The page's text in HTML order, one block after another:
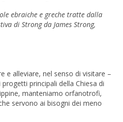
ebraiche e greche tratte dalla
di Strong da James Strong,
e alleviare, nel senso di visitare –
principali della Chiesa di
manteniamo orfanotrofi,
servono ai bisogni dei meno